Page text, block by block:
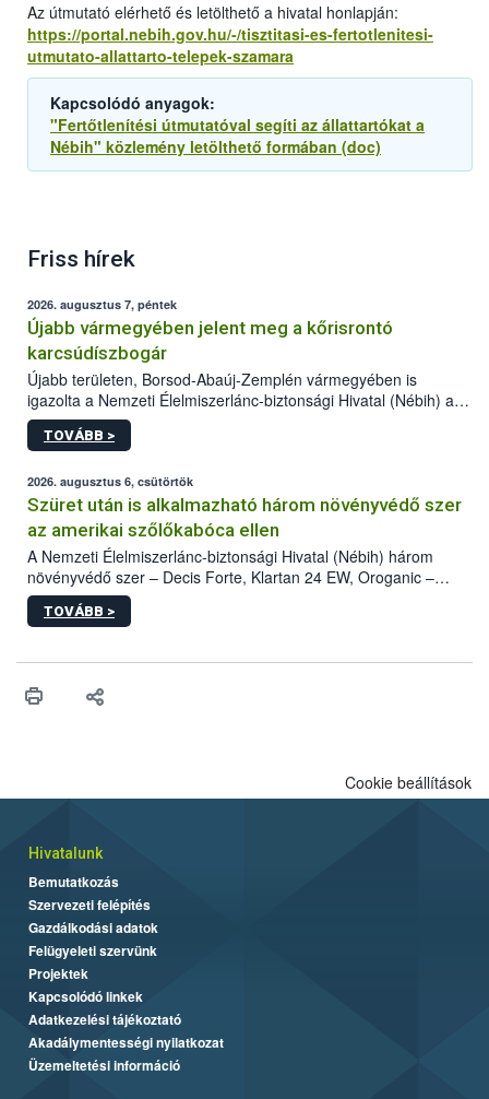
Az útmutató elérhető és letölthető a hivatal honlapján:
https://portal.nebih.gov.hu/-/tisztitasi-es-fertotlenitesi-
utmutato-allattarto-telepek-szamara
Kapcsolódó anyagok:
"Fertőtlenítési útmutatóval segíti az állattartókat a
Nébih" közlemény letölthető formában (doc)
Friss hírek
2026. augusztus 7, péntek
Újabb vármegyében jelent meg a kőrisrontó
karcsúdíszbogár
Újabb területen, Borsod-Abaúj-Zemplén vármegyében is
igazolta a Nemzeti Élelmiszerlánc-biztonsági Hivatal (Nébih) a
kőrisrontó karcsúdíszbogár (Agrilus planipennis) jelenlétét. A
kártevőt nem csak színcsapdában találták meg, de már fertőzött
az intenzív felderítést, emellett az intézkedéseket a szlovák
hatósággal is összehangolják a terjedés megállítása érdekében.
TOVÁBB >
2026. augusztus 6, csütörtök
Szüret után is alkalmazható három növényvédő szer
az amerikai szőlőkabóca ellen
A Nemzeti Élelmiszerlánc-biztonsági Hivatal (Nébih) három
növényvédő szer – Decis Forte, Klartan 24 EW, Oroganic –
engedélyokiratát módosította, így azok a szüretet követően,
egészen a vesszőérettség (BBCH 91) stádiumáig
érésű szőlőkben is legyen lehetőség a károsító elleni további
felhasználók számára is elérhető és ökológiai termesztésben is
TOVÁBB >
Cookie beállítások
Hivatalunk
Bemutatkozás
Szervezeti felépítés
Gazdálkodási adatok
Felügyeleti szervünk
Projektek
Kapcsolódó linkek
Adatkezelési tájékoztató
Akadálymentességi nyilatkozat
Üzemeltetési információ